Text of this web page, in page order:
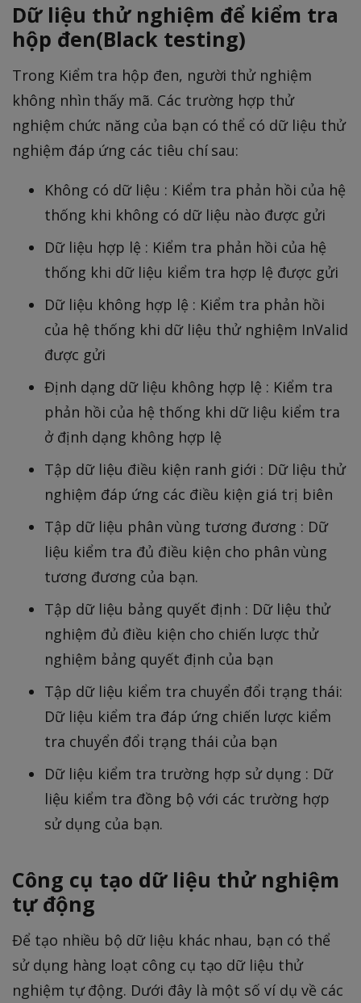
Dữ liệu thử nghiệm để kiểm tra
hộp đen(Black testing)
Trong Kiểm tra hộp đen, người thử nghiệm
không nhìn thấy mã. Các trường hợp thử
nghiệm chức năng của bạn có thể có dữ liệu thử
nghiệm đáp ứng các tiêu chí sau:
Không có dữ liệu : Kiểm tra phản hồi của hệ
thống khi không có dữ liệu nào được gửi
Dữ liệu hợp lệ : Kiểm tra phản hồi của hệ
thống khi dữ liệu kiểm tra hợp lệ được gửi
Dữ liệu không hợp lệ : Kiểm tra phản hồi
của hệ thống khi dữ liệu thử nghiệm InValid
được gửi
Định dạng dữ liệu không hợp lệ : Kiểm tra
phản hồi của hệ thống khi dữ liệu kiểm tra
ở định dạng không hợp lệ
Tập dữ liệu điều kiện ranh giới : Dữ liệu thử
nghiệm đáp ứng các điều kiện giá trị biên
Tập dữ liệu phân vùng tương đương : Dữ
liệu kiểm tra đủ điều kiện cho phân vùng
tương đương của bạn.
Tập dữ liệu bảng quyết định : Dữ liệu thử
nghiệm đủ điều kiện cho chiến lược thử
nghiệm bảng quyết định của bạn
Tập dữ liệu kiểm tra chuyển đổi trạng thái:
Dữ liệu kiểm tra đáp ứng chiến lược kiểm
tra chuyển đổi trạng thái của bạn
Dữ liệu kiểm tra trường hợp sử dụng : Dữ
liệu kiểm tra đồng bộ với các trường hợp
sử dụng của bạn.
Công cụ tạo dữ liệu thử nghiệm
tự động
Để tạo nhiều bộ dữ liệu khác nhau, bạn có thể
sử dụng hàng loạt công cụ tạo dữ liệu thử
nghiệm tự động. Dưới đây là một số ví dụ về các